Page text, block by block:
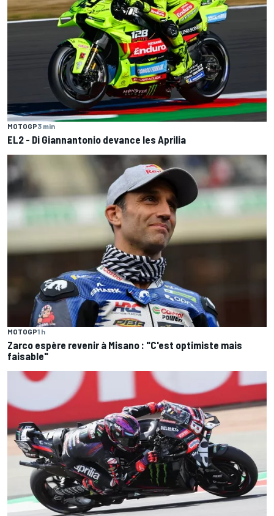
MOTOGP3 min
EL2 - Di Giannantonio devance les Aprilia
MOTOGP1 h
Zarco espère revenir à Misano : "C'est optimiste mais
faisable"